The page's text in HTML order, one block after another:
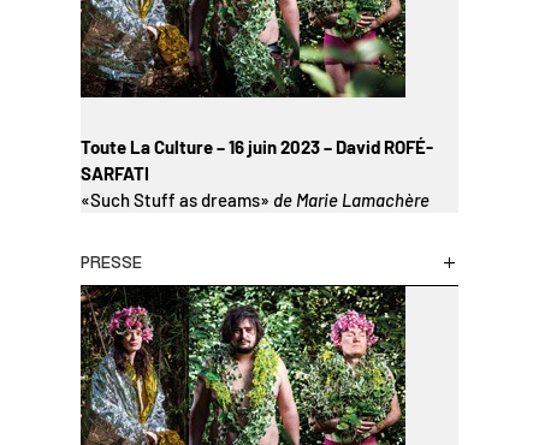
Toute La Culture – 16 juin 2023 – David ROFÉ-
SARFATI
«Such Stuff as dreams» de Marie Lamachère
PRESSE